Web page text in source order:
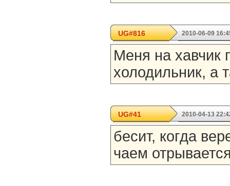
UG#816 2010-06-09
Меня на хавчик
холодильник, а
UG#41 2010-04-13
бесит, когда
чаем